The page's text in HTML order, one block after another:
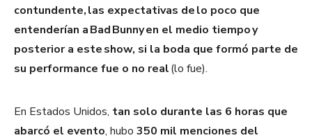
contundente, las expectativas de lo poco que
entenderían a Bad Bunny en el medio tiempo y
posterior a este show, si la boda que formó parte de
su performance fue o no real(lo fue).
En Estados Unidos, tan solo durante las 6 horas que
abarcó el evento, hubo 350 mil menciones del